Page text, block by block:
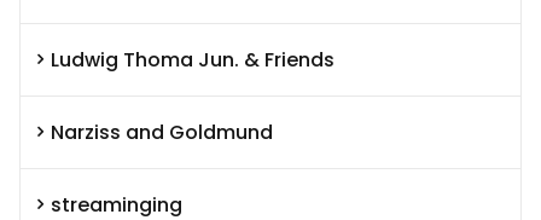
Ludwig Thoma Jun. & Friends
Narziss and Goldmund
streaminging